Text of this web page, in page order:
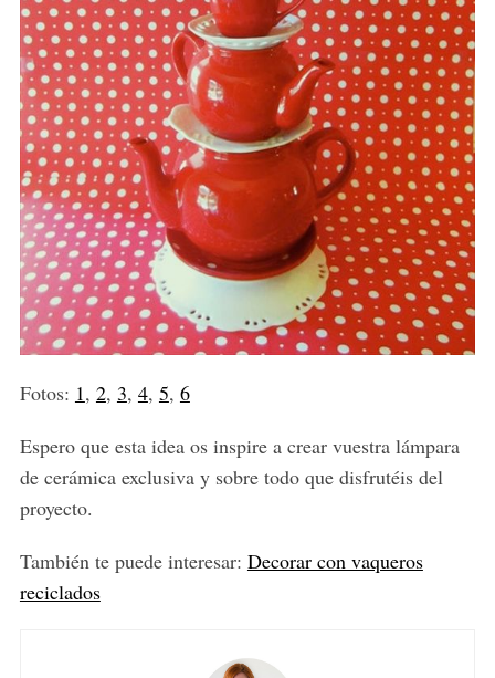
Fotos: 1, 2, 3, 4, 5, 6
Espero que esta idea os inspire a crear vuestra lámpara
de cerámica exclusiva y sobre todo que disfrutéis del
proyecto.
También te puede interesar: Decorar con vaqueros
reciclados